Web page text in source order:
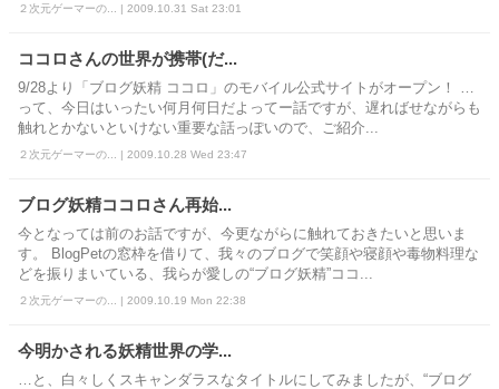
２次元ゲーマーの... | 2009.10.31 Sat 23:01
ココロさんの世界が携帯(だ...
9/28より「ブログ妖精 ココロ」のモバイル公式サイトがオープン！ …
って、今日はいったい何月何日だよってー話ですが、遅ればせながらも
触れとかないといけない重要な話っぽいので、ご紹介...
２次元ゲーマーの... | 2009.10.28 Wed 23:47
ブログ妖精ココロさん再始...
今となっては前のお話ですが、今更ながらに触れておきたいと思いま
す。 BlogPetの窓枠を借りて、我々のブログで笑顔や寝顔や毒物料理な
どを振りまいている、我らが愛しの“ブログ妖精”ココ...
２次元ゲーマーの... | 2009.10.19 Mon 22:38
今明かされる妖精世界の学...
…と、白々しくスキャンダラスなタイトルにしてみましたが、“ブログ